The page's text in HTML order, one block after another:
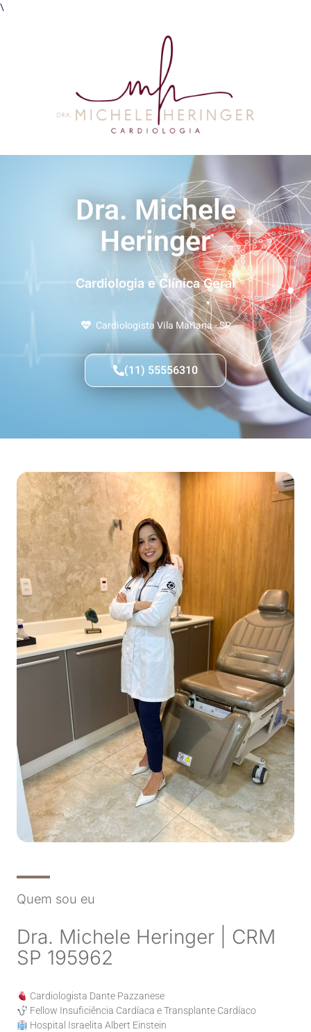
\
Dra. Michele
Heringer
Cardiologia e Clínica Geral
Cardiologista Vila Mariana - SP
(11) 55556310
Quem sou eu
Dra. Michele Heringer | CRM
SP 195962
Cardiologista Dante Pazzanese
Fellow Insuficiência Cardíaca e Transplante Cardíaco
Hospital Israelita Albert Einstein